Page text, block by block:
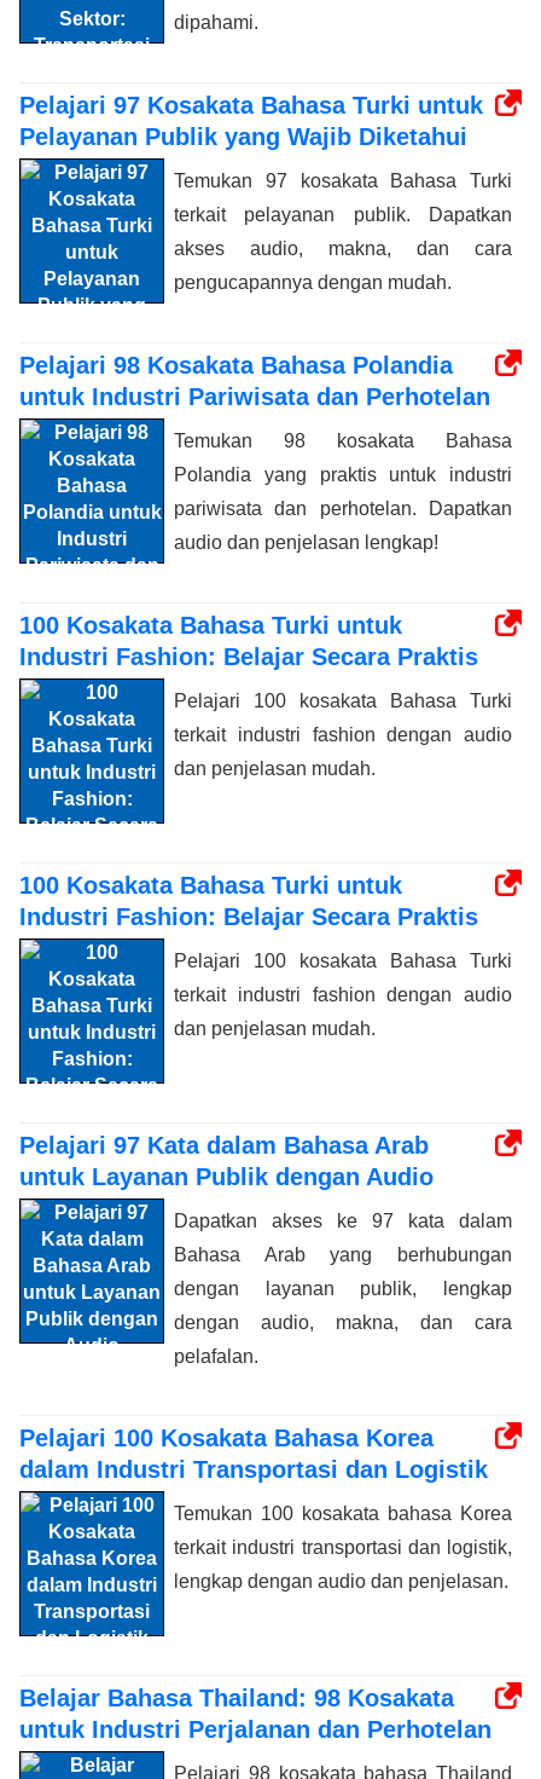
dipahami.
Pelajari 97 Kosakata Bahasa Turki untuk
Pelayanan Publik yang Wajib Diketahui
Temukan 97 kosakata Bahasa Turki
terkait pelayanan publik. Dapatkan
akses audio, makna, dan cara
pengucapannya dengan mudah.
Pelajari 98 Kosakata Bahasa Polandia
untuk Industri Pariwisata dan Perhotelan
Temukan 98 kosakata Bahasa
Polandia yang praktis untuk industri
pariwisata dan perhotelan. Dapatkan
audio dan penjelasan lengkap!
100 Kosakata Bahasa Turki untuk
Industri Fashion: Belajar Secara Praktis
Pelajari 100 kosakata Bahasa Turki
terkait industri fashion dengan audio
dan penjelasan mudah.
100 Kosakata Bahasa Turki untuk
Industri Fashion: Belajar Secara Praktis
Pelajari 100 kosakata Bahasa Turki
terkait industri fashion dengan audio
dan penjelasan mudah.
Pelajari 97 Kata dalam Bahasa Arab
untuk Layanan Publik dengan Audio
Dapatkan akses ke 97 kata dalam
Bahasa Arab yang berhubungan
dengan layanan publik, lengkap
dengan audio, makna, dan cara
pelafalan.
Pelajari 100 Kosakata Bahasa Korea
dalam Industri Transportasi dan Logistik
Temukan 100 kosakata bahasa Korea
terkait industri transportasi dan logistik,
lengkap dengan audio dan penjelasan.
Belajar Bahasa Thailand: 98 Kosakata
untuk Industri Perjalanan dan Perhotelan
Pelajari 98 kosakata bahasa Thailand